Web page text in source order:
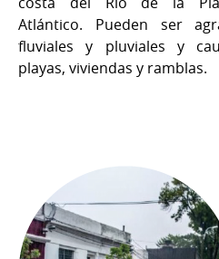
Atlántico. Pueden ser
fluviales y pluviales y
playas, viviendas y ramblas.